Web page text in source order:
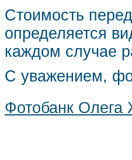
Стоимость
определяется
каждом случае
С уважением,
Фотобанк Олега